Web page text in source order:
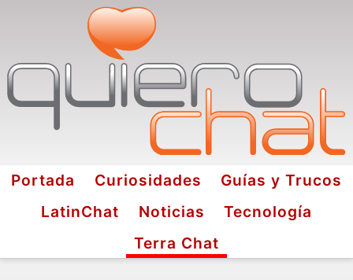
Portada Curiosidades
Guías y Trucos
LatinChat
Noticias
Tecnología
Terra Chat